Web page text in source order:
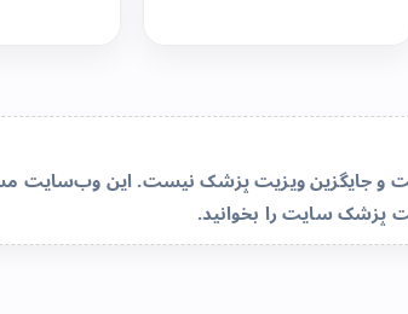
جایگزین ویزیت پزشک نیست. این وب‌سایت
پزشک سایترا بخوانید.